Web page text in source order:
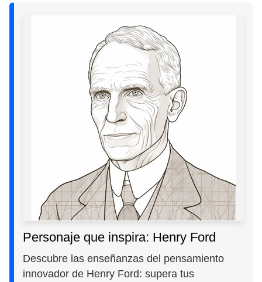
Personaje que inspira: Henry Ford
Descubre las enseñanzas del pensamiento
innovador de Henry Ford: supera tus